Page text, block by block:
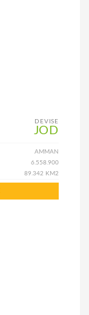
DEVISE
JOD
AMMAN
6.558.900
89.342 KM2